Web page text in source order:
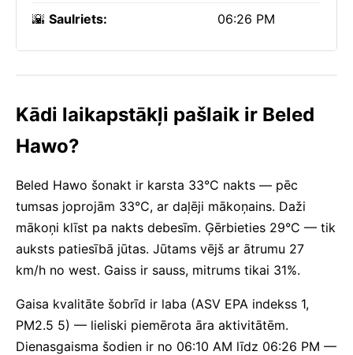
🌇 Saulriets: 06:26 PM
Kādi laikapstākļi pašlaik ir Beled
Hawo?
Beled Hawo šonakt ir karsta 33°C nakts — pēc
tumsas joprojām 33°C, ar daļēji mākoņains. Daži
mākoņi klīst pa nakts debesīm. Ģērbieties 29°C — tik
auksts patiesībā jūtas. Jūtams vējš ar ātrumu 27
km/h no west. Gaiss ir sauss, mitrums tikai 31%.
Gaisa kvalitāte šobrīd ir laba (ASV EPA indekss 1,
PM2.5 5) — lieliski piemērota āra aktivitātēm.
Dienasgaisma šodien ir no 06:10 AM līdz 06:26 PM —